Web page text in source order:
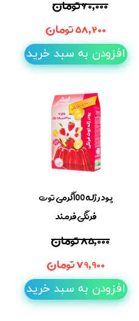
۶۰,۰۰۰ تومان
۵۸,۲۰۰ تومان
افزودن به سبد خرید
پودر ژله 100گرمی توت
فرنگی فرمند
۸۵,۰۰۰ تومان
۷۹,۹۰۰ تومان
افزودن به سبد خرید